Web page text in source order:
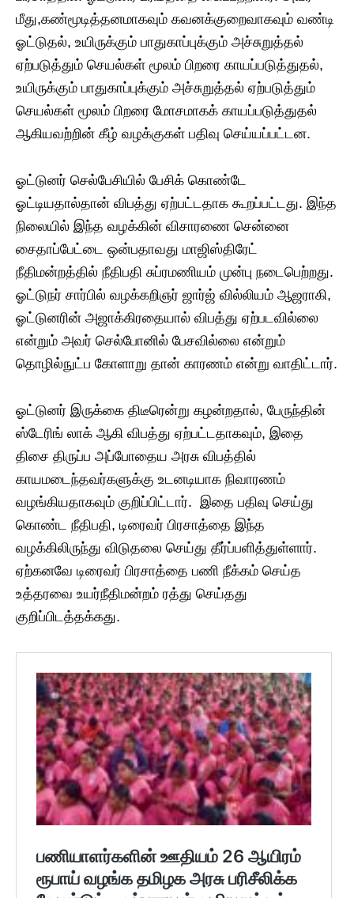
மீது,கண்மூடித்தனமாகவும் கவனக்குறைவாகவும் வண்டி
ஓட்டுதல், உயிருக்கும் பாதுகாப்புக்கும் அச்சுறுத்தல்
ஏற்படுத்தும் செயல்கள் மூலம் பிறரை காயப்படுத்துதல்,
உயிருக்கும் பாதுகாப்புக்கும் அச்சுறுத்தல் ஏற்படுத்தும்
செயல்கள் மூலம் பிறரை மோசமாகக் காயப்படுத்துதல்
ஆகியவற்றின் கீழ் வழக்குகள் பதிவு செய்யப்பட்டன.
ஓட்டுனர் செல்பேசியில் பேசிக் கொண்டே
ஓட்டியதால்தான் விபத்து ஏற்பட்டதாக கூறப்பட்டது. இந்த
நிலையில் இந்த வழக்கின் விசாரணை சென்னை
சைதாப்பேட்டை ஒன்பதாவது மாஜிஸ்திரேட்
நீதிமன்றத்தில் நீதிபதி சுப்ரமணியம் முன்பு நடைபெற்றது.
ஓட்டுநர் சார்பில் வழக்கறிஞர் ஜார்ஜ் வில்லியம் ஆஜராகி,
ஓட்டுனரின் அஜாக்கிரதையால் விபத்து ஏற்படவில்லை
என்றும் அவர் செல்போனில் பேசவில்லை என்றும்
தொழில்நுட்ப கோளாறு தான் காரணம் என்று வாதிட்டார்.
ஓட்டுனர் இருக்கை திடீரென்று கழன்றதால், பேருந்தின்
ஸ்டேரிங் லாக் ஆகி விபத்து ஏற்பட்டதாகவும், இதை
திசை திருப்ப அப்போதைய அரசு விபத்தில்
காயமடைந்தவர்களுக்கு உடனடியாக நிவாரணம்
வழங்கியதாகவும் குறிப்பிட்டார். இதை பதிவு செய்து
கொண்ட நீதிபதி, டிரைவர் பிரசாத்தை இந்த
வழக்கிலிருந்து விடுதலை செய்து தீர்ப்பளித்துள்ளார்.
ஏற்கனவே டிரைவர் பிரசாத்தை பணி நீக்கம் செய்த
உத்தரவை உயர்நீதிமன்றம் ரத்து செய்தது
குறிப்பிடத்தக்கது.